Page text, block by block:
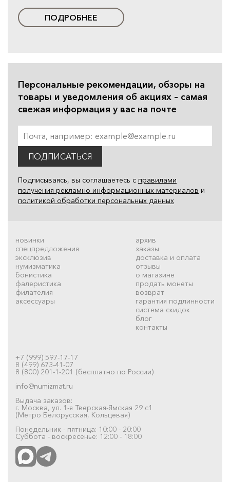
ПОДРОБНЕЕ
Персональные рекомендации, обзоры на
товары и уведомления об акциях – самая
свежая информация у вас на почте
ПОДПИСАТЬСЯ
Подписываясь, вы соглашаетесь с правилами
получения рекламно-информационных материалов и
политикой обработки персональных данных
новинки
спецпредложения
эксклюзив
нумизматика
бонистика
фалеристика
филателия
аксессуары
архив
заказы
доставка и оплата
отзывы
о магазине
продать монеты
возврат
гарантия подлинности
система скидок
блог
контакты
+7 (999) 597-17-17
8 (499) 673-41-07
8 (800) 201-1-201 (бесплатно по России)
info@numizmat.ru
Выдача заказов:
г. Москва, ул. 1-я Тверская-Ямская 29 с1
(Метро Белорусская, Кольцевая)
Понедельник - пятница: 10:00 - 20:00
Суббота - воскресенье: 12:00 - 18:00